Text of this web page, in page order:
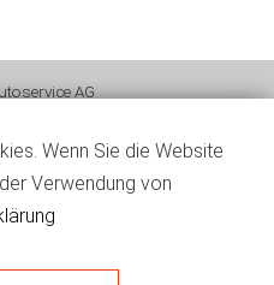
AG
Wenn Sie die Website
Verwendung von